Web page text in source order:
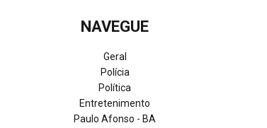
NAVEGUE
Geral
Polícia
Política
Entretenimento
Paulo Afonso - BA